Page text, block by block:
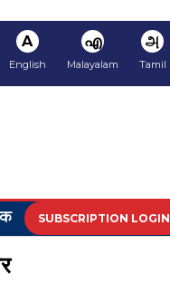
A
English
എ
Malayalam
அ
Tamil
SUBSCRIPTION LOGIN